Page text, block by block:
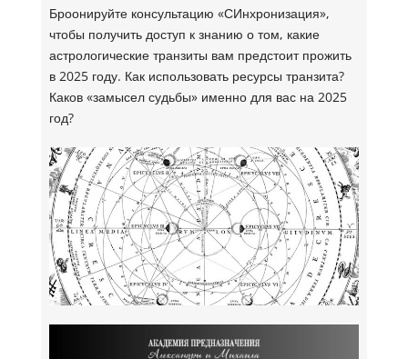
Броонируйте консультацию «СИнхронизация»,
чтобы получить доступ к знанию о том, какие
астрологические транзиты вам предстоит прожить
в 2025 году. Как использовать ресурсы транзита?
Каков «замысел судьбы» именно для вас на 2025
год?